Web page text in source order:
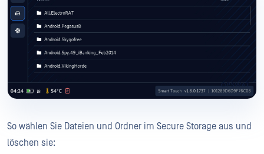
So wählen Sie Dateien und Ordner im Secure Storage aus und
löschen sie: